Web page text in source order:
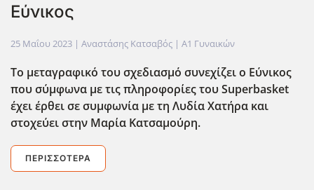
Εύνικος
25 Μαΐου 2023 | Αναστάσης Κατσαβός | Α1 Γυναικών
Το μεταγραφικό του σχεδιασμό συνεχίζει ο Εύνικος
που σύμφωνα με τις πληροφορίες του Superbasket
έχει έρθει σε συμφωνία με τη Λυδία Χατήρα και
στοχεύει στην Μαρία Κατσαμούρη.
ΠΕΡΙΣΣΌΤΕΡΑ